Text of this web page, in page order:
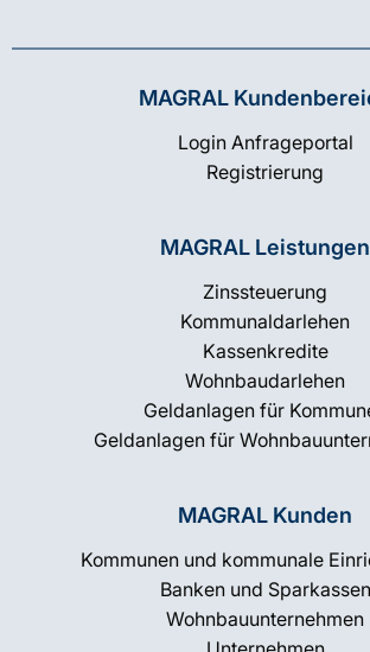
MAGRAL
Login Anfrageportal
Registrierung
MAGRAL Leistungen
Zinssteuerung
Kommunaldarlehen
Kassenkredite
Wohnbaudarlehen
Geldanlagen für
Geldanlagen für
MAGRAL Kunden
Kommunen und kommunale
Banken und Sparkassen
Wohnbauunternehmen